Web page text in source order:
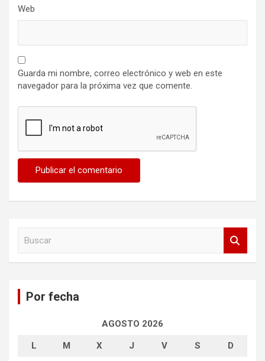
Web
Guarda mi nombre, correo electrónico y web en este
navegador para la próxima vez que comente.
Por fecha
AGOSTO 2026
L M X J V S D